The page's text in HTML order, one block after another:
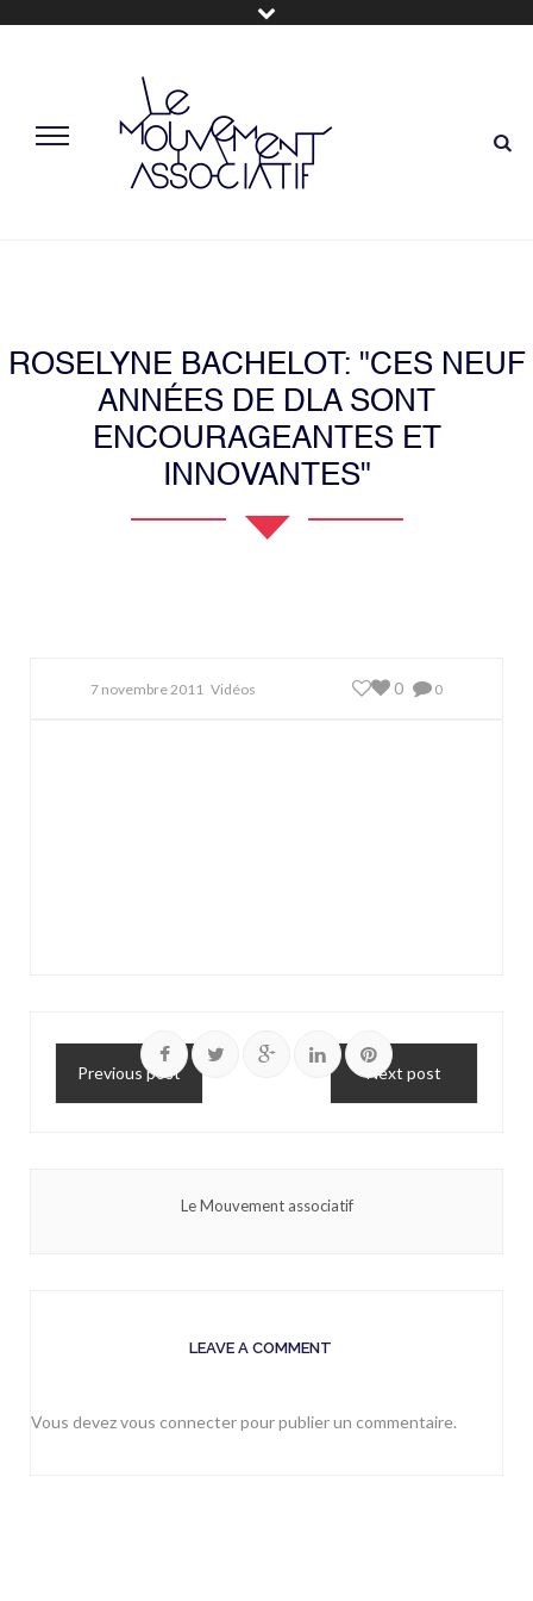
ROSELYNE BACHELOT: "CES NEUF
ANNÉES DE DLA SONT
ENCOURAGEANTES ET
INNOVANTES"
7 novembre 2011 Vidéos 0
0
Previous post Next post
Le Mouvement associatif
LEAVE A COMMENT
Vous devezvous connecterpour publier un commentaire.